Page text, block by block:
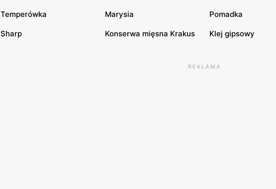
Temperówka Marysia Pomadka
Sharp Konserwa mięsna Krakus Klej gipsowy
REKLAMA